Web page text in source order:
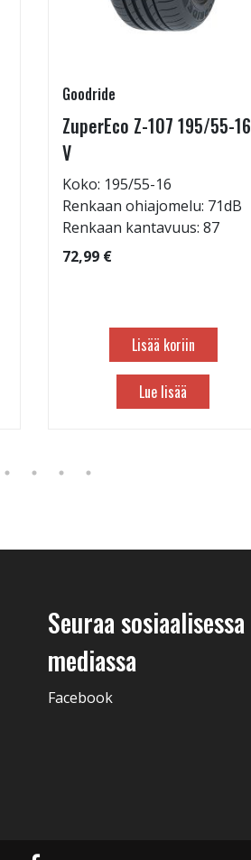
Goodride
ZuperEco Z-107 195/55-16
V
Koko: 195/55-16
Renkaan ohiajomelu: 71dB
Renkaan kantavuus: 87
72,99 €
Lisää koriin
Lue lisää
Seuraa sosiaalisessa
mediassa
Facebook